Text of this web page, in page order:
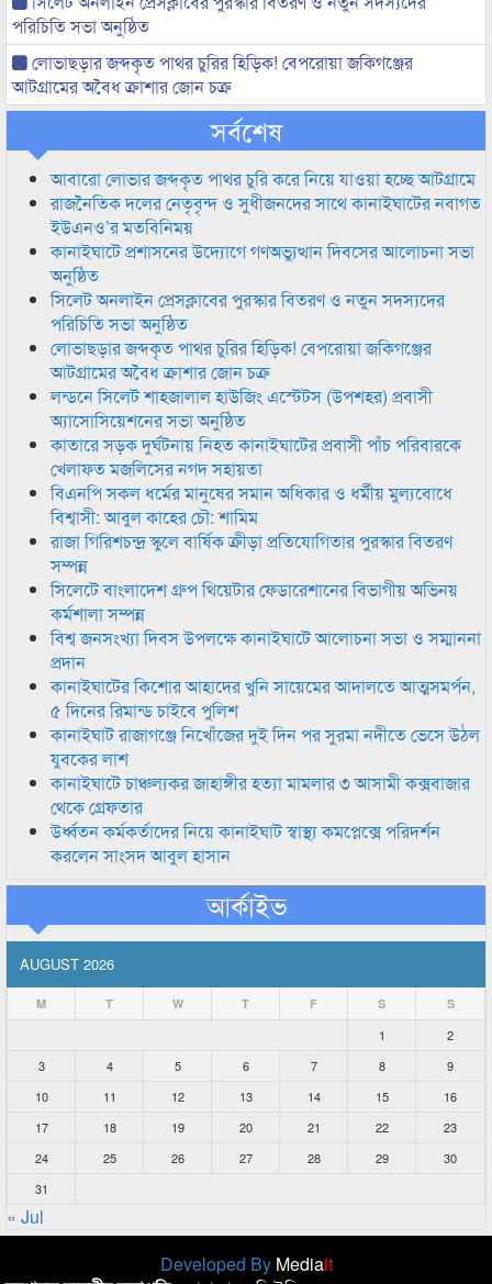
পরিচিতি সভা অনুষ্ঠিত
লোভাছড়ার জব্দকৃত পাথর চুরির হিড়িক! বেপরোয়া জকিগঞ্জের
আটগ্রামের অবৈধ ক্রাশার জোন চক্র
সর্বশেষ
আবারো লোভার জব্দকৃত পাথর চুরি করে নিয়ে যাওয়া হচ্ছে আটগ্রামে
রাজনৈতিক দলের নেতৃবৃন্দ ও সুধীজনদের সাথে কানাইঘাটের নবাগত
ইউএনও’র মতবিনিময়
কানাইঘাটে প্রশাসনের উদ্যোগে গণঅভ্যুত্থান দিবসের আলোচনা সভা
অনুষ্ঠিত
সিলেট অনলাইন প্রেসক্লাবের পুরস্কার বিতরণ ও নতুন সদস্যদের
পরিচিতি সভা অনুষ্ঠিত
লোভাছড়ার জব্দকৃত পাথর চুরির হিড়িক! বেপরোয়া জকিগঞ্জের
আটগ্রামের অবৈধ ক্রাশার জোন চক্র
লন্ডনে সিলেট শাহজালাল হাউজিং এস্টেটস (উপশহর) প্রবাসী
অ্যাসোসিয়েশনের সভা অনুষ্ঠিত
কাতারে সড়ক দুর্ঘটনায় নিহত কানাইঘাটের প্রবাসী পাঁচ পরিবারকে
খেলাফত মজলিসের নগদ সহায়তা
বিএনপি সকল ধর্মের মানুষের সমান অধিকার ও ধর্মীয় মুল্যবোধে
বিশ্বাসী: আবুল কাহের চৌ: শামিম
রাজা গিরিশচন্দ্র স্কুলে বার্ষিক ক্রীড়া প্রতিযোগিতার পুরস্কার বিতরণ
সম্পন্ন
সিলেটে বাংলাদেশ গ্রুপ থিয়েটার ফেডারেশানের বিভাগীয় অভিনয়
কর্মশালা সম্পন্ন
বিশ্ব জনসংখ্যা দিবস উপলক্ষে কানাইঘাটে আলোচনা সভা ও সম্মাননা
প্রদান
কানাইঘাটের কিশোর আহাদের খুনি সায়েমের আদালতে আত্মসমর্পন,
৫ দিনের রিমান্ড চাইবে পুলিশ
কানাইঘাট রাজাগঞ্জে নিখোঁজের দুই দিন পর সুরমা নদীতে ভেসে উঠল
যুবকের লাশ
কানাইঘাটে চাঞ্চল্যকর জাহাঙ্গীর হত্যা মামলার ৩ আসামী কক্সবাজার
থেকে গ্রেফতার
উর্ধ্বতন কর্মকর্তাদের নিয়ে কানাইঘাট স্বাস্থ্য কমপ্লেক্সে পরিদর্শন
করলেন সাংসদ আবুল হাসান
আর্কাইভ
AUGUST 2026
M T W T F S S
1
2
3
4 5 6 7 8
9
10
11 12 13 14 15
16
17
18 19 20 21 22
23
24
25 26 27 28 29
30
31
« Jul
Developed By Mediait